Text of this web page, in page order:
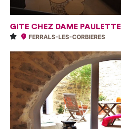
GITE CHEZ DAME PAULETTE
FERRALS-LES-CORBIERES